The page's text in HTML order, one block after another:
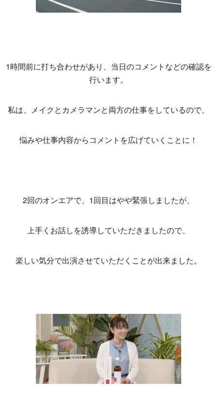
1時間前に打ち合わせがあり、当日のコメントなどの確認を
行います。
私は、メイクとカメラマンと両方の仕事をしているので、
悩みや仕事内容からコメントを広げていくことに！
2回のオンエアで、1回目はやや緊張しましたが、
上手くお話しを誘導していただきましたので、
楽しい気分で出演させていただくことが出来ました。